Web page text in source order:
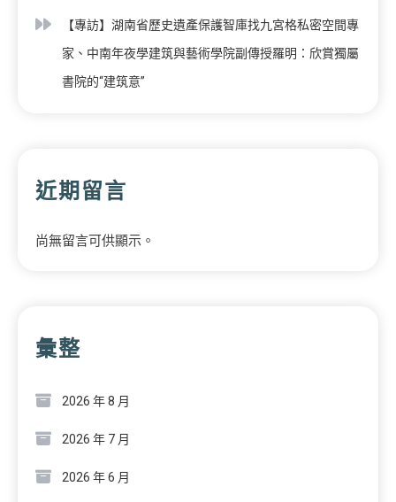
【專訪】湖南省歷史遺產保護智庫找九宮格私密空間專
家、中南年夜學建筑與藝術學院副傳授羅明：欣賞獨屬
書院的“建筑意”
近期留言
尚無留言可供顯示。
彙整
2026 年 8 月
2026 年 7 月
2026 年 6 月